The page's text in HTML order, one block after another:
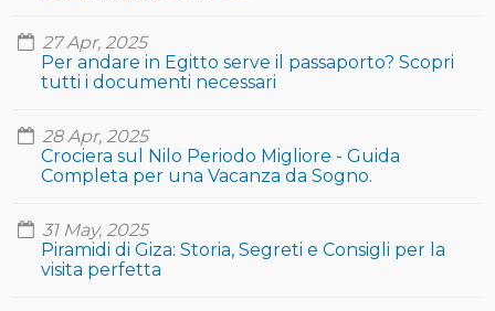
27 Apr, 2025
Per andare in Egitto serve il passaporto? Scopri
tutti i documenti necessari
28 Apr, 2025
Crociera sul Nilo Periodo Migliore - Guida
Completa per una Vacanza da Sogno.
31 May, 2025
Piramidi di Giza: Storia, Segreti e Consigli per la
visita perfetta